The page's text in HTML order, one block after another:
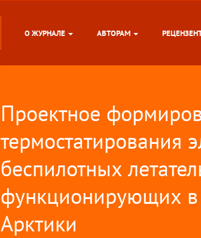
О ЖУРНАЛЕ АВТОРАМ
Проектное
термостатирования
беспилотных
функционирующих в
Арктики